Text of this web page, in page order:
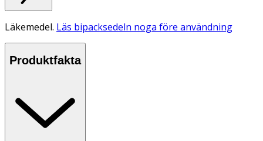
Läkemedel. Läs bipacksedeln noga före användning
Produktfakta